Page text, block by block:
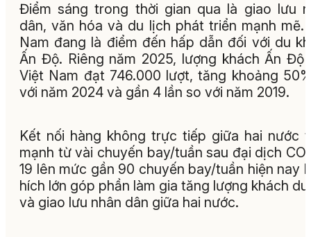
Điểm sáng trong thời gian qua là giao lưu
dân, văn hóa và du lịch phát triển mạnh mẽ.
Nam đang là điểm đến hấp dẫn đối với du
Ấn Độ. Riêng năm 2025, lượng khách Ấn Độ
Việt Nam đạt 746.000 lượt, tăng khoảng
với năm 2024 và gần 4 lần so với năm 2019.
Kết nối hàng không trực tiếp giữa hai nước
mạnh từ vài chuyến bay/tuần sau đại dịch
19 lên mức gần 90 chuyến bay/tuần hiện nay
hích lớn góp phần làm gia tăng lượng khách
và giao lưu nhân dân giữa hai nước.